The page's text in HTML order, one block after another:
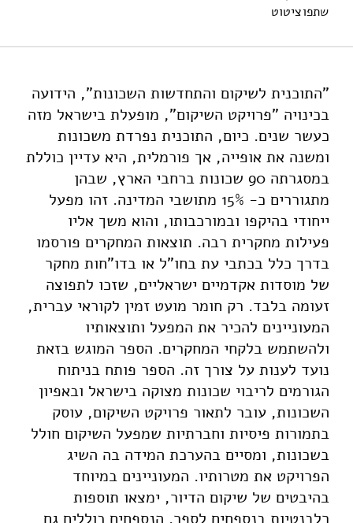
שתפוציטוט
"התוכנית לשיקום והתחדשות השכונות", הידועה
בכינויה "פרויקט השיקום", מופעלת בישראל מזה
כעשר שנים. כיום, התוכנית נפרדת משכונות
ומשנה את אופייה, אך פורמלית, היא עדיין כוללת
במסגרתה 90 שכונות ברחבי הארץ, שבהן
מתגוררים כ- 15% מתושבי המדינה. זהו מפעל
ייחודי בהיקפו ובמורכבותו, והוא משך אליו
פעילות מחקרית רבה. תוצאות המחקרים פורסמו
בדרך כלל בכתבי עת בחו"ל או בדו"חות מחקר
של מוסדות אקדמיים ישראליים, שזכו לתפוצה
זעומה בלבד. רק חומר מועט זמין לקוראי עברית,
המעוניינים להכיר את המפעל ותוצאותיו
ולהשתמש בלקחי המחקרים. הספר המוגש בזאת
נועד לענות על צורך זה. הספר פותח בניתוח
הגורמים לריבוי שכונות מצוקה בישראל ובאפיון
השכונות, עובר לתאור פרויקט השיקום, עוסק
בתמורות פיסיות וחברתיות שמפעל השיקום חולל
בשכונות, ומסיים בהערכת המידה בה השיג
הפרויקט את מטרותיו. המעוניינים במיוחד
בהיבטים של שיקום הדיור, ימצאו תוספות
רלבנטיות בנספחים לספר. הנספחים כוללים גם